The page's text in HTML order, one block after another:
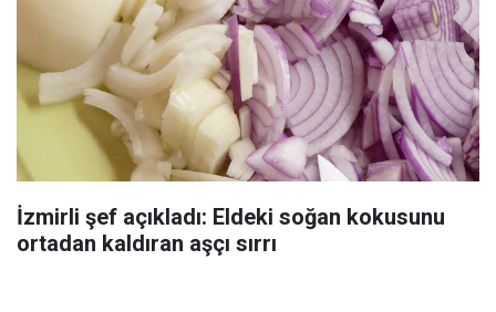
İzmirli şef açıkladı: Eldeki soğan kokusunu
ortadan kaldıran aşçı sırrı